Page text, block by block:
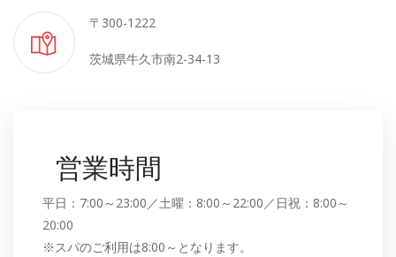
〒300-1222
茨城県牛久市南2-34-13
営業時間
平日：7:00～23:00／土曜：8:00～22:00／日祝：8:00～
20:00
※スパのご利用は8:00～となります。